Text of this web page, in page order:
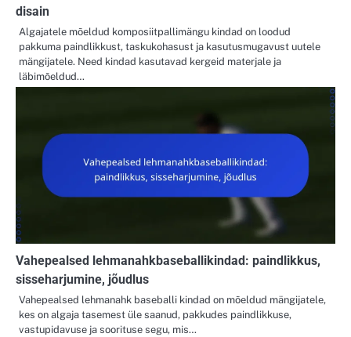
disain
Algajatele mõeldud komposiitpallimängu kindad on loodud
pakkuma paindlikkust, taskukohasust ja kasutusmugavust uutele
mängijatele. Need kindad kasutavad kergeid materjale ja
läbimõeldud…
Vahepealsed lehmanahkbaseballikindad: paindlikkus,
sisseharjumine, jõudlus
Vahepealsed lehmanahk baseballi kindad on mõeldud mängijatele,
kes on algaja tasemest üle saanud, pakkudes paindlikkuse,
vastupidavuse ja soorituse segu, mis…